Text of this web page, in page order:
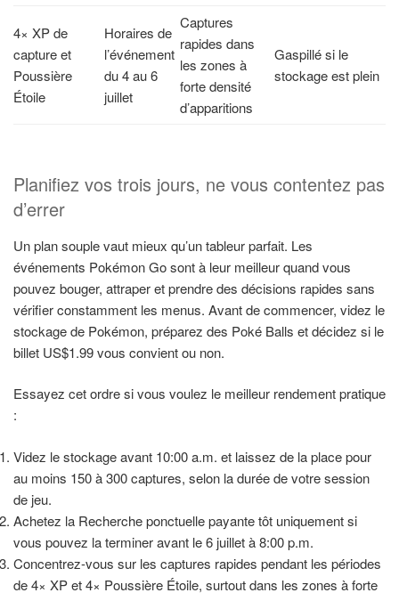
4× XP de
capture et
Poussière
Étoile
Horaires de
l’événement
du 4 au 6
juillet
Captures
rapides dans
les zones à
forte densité
d’apparitions
Gaspillé si le
stockage est plein
Planifiez vos trois jours, ne vous contentez pas
d’errer
Un plan souple vaut mieux qu’un tableur parfait. Les
événements Pokémon Go sont à leur meilleur quand vous
pouvez bouger, attraper et prendre des décisions rapides sans
vérifier constamment les menus. Avant de commencer, videz le
stockage de Pokémon, préparez des Poké Balls et décidez si le
billet US$1.99 vous convient ou non.
Essayez cet ordre si vous voulez le meilleur rendement pratique
:
Videz le stockage avant 10:00 a.m. et laissez de la place pour
au moins 150 à 300 captures, selon la durée de votre session
de jeu.
Achetez la Recherche ponctuelle payante tôt uniquement si
vous pouvez la terminer avant le 6 juillet à 8:00 p.m.
Concentrez-vous sur les captures rapides pendant les périodes
de 4× XP et 4× Poussière Étoile, surtout dans les zones à forte